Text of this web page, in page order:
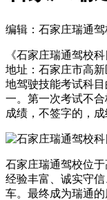
编辑：石家庄瑞通
《石家庄瑞通驾校
地址：石家庄市高
地驾驶技能考试科
一。第一次考试不
成绩，不签字的，成
石家庄瑞通驾校位
经验丰富、诚实守
车。最终成为瑞通